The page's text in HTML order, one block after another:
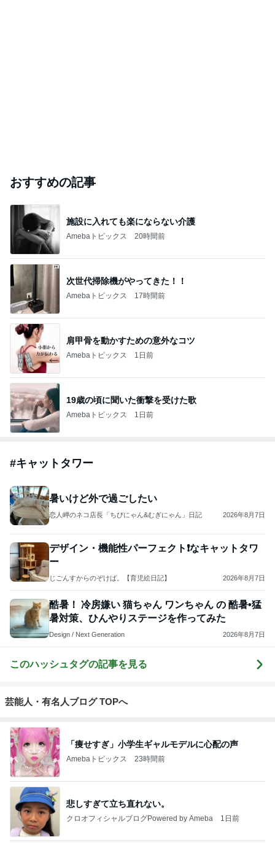
おすすめの記事
施設に入れても楽にならない介護
Amebaトピックス 20時間前
次世代掃除機がやってきた！！
Amebaトピックス 17時間前
肩甲骨を動かすための意外なコツ
Amebaトピックス 1日前
19歳の頃に聞いた衝撃を受けた歌
Amebaトピックス 1日前
#キャットタワー
暑いけど外で過ごしたい
恋人岬のネコ店長「ちびにゃん&むぎにゃん」日記 2026年8月7日
デザイン・機能性パーフェクト❗️なキャットタワ
ー
じごんすからのぞけば。【育児絵日記】 2026年8月7日
酷暑！ 冷房嫌い 猫ちゃん ワンちゃん の 酷暑•猛
暑対策、ひんやりステージを作ってみた
Design / Next Generation 2026年8月7日
このハッシュタグの記事を見る
芸能人・有名人ブログ TOPへ
「痩せすぎ」小学生ギャルモデルに心配の声
Amebaトピックス 23時間前
悲しすぎて立ち直れない。
クロオフィシャルブログPowered by Ameba 1日前